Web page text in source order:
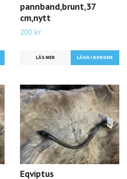
pannband,brunt,37
cm,nytt
200 kr
LÄS MER
Eqviptus